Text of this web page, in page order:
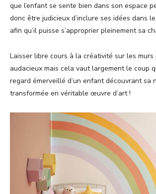
que l’enfant se sente bien dans son espace
donc être judicieux d’inclure ses idées dans
afin qu’il puisse s’approprier pleinement sa
Laisser libre cours à la créativité sur les
audacieux mais cela vaut largement le coup
regard émerveillé d’un enfant découvrant sa
transformée en véritable œuvre d’art !